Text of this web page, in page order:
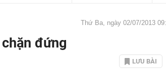
Thứ Ba, ngày 02/07/2013
đứng
LƯU BÀI